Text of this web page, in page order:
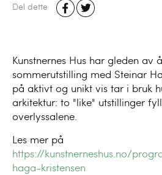
Del dette
Kunstnernes Hus har gleden av
sommerutstilling med Steinar
på aktivt og unikt vis tar i bruk
arkitektur: to "like" utstillinger
overlyssalene.
Les mer på
https://kunstnerneshus.no/
haga-kristensen